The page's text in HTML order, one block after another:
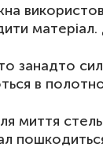
матеріал.
занадто
в
миття